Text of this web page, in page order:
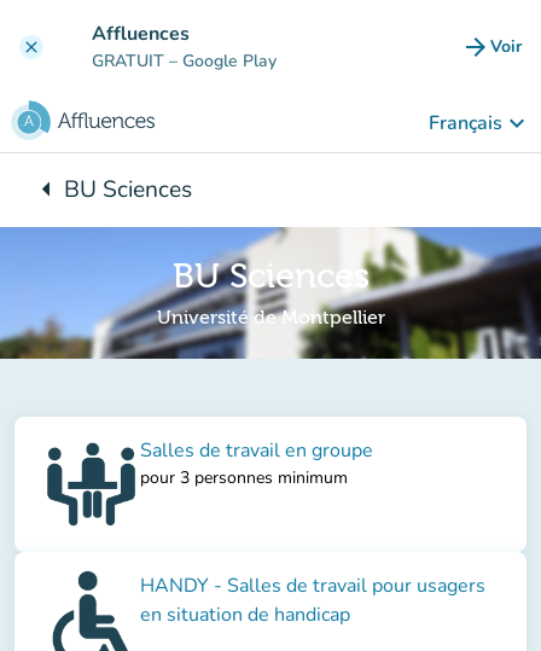
clear Affluences
GRATUIT – Google Play arrow_forward Voir
Français keyboard_arrow_down
arrow_leftRetour à :
BU Sciences
BU Sciences
Université de Montpellier
Salles de travail en groupe
pour 3 personnes minimum
HANDY - Salles de travail pour usagers
en situation de handicap